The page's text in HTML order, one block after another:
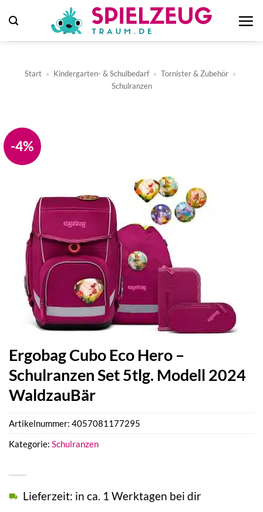
Inhalt
springen
Start » Kindergarten- & Schulbedarf » Tornister & Zubehör »
Schulranzen
-4%
Ergobag Cubo Eco Hero –
Schulranzen Set 5tlg. Modell 2024
WaldzauBär
Lieferzeit: in ca. 1 Werktagen bei dir
Artikelnummer: 4057081177295
Kategorie: Schulranzen